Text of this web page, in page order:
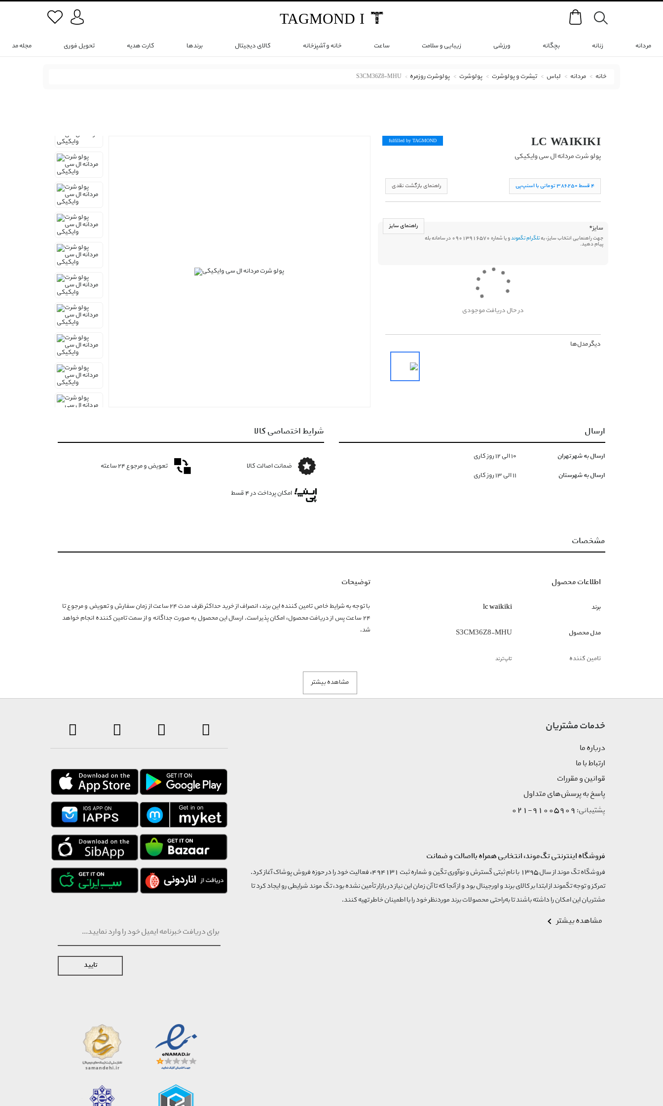
Search
TAGMOND I
مردانه زنانه بچگانه ورزشی زیبایی و سلامت ساعت خانه و آشپزخانه کالای دیجیتال برندها کارت هدیه تحویل فوری مجله مد
خانه مردانه لباس تیشرت و پولوشرت پولوشرت پولوشرت روزمره S3CM36Z8-MHU
LC WAIKIKI
پولو شرت مردانه ال سی وایکیکی
fulfilled by TAGMOND
راهنمای بازگشت نقدی ۴ قسط ۳۸۶,۲۵۰ تومانی با اسنپ‌پی
سایز* راهنمای سایز
جهت راهنمایی انتخاب سایز، بهتلگرام تگموند و یا شماره 09013916570 در سامانه بله
پیام دهید.
در حال دریافت موجودی
دیگر مدل‌ها
ارسال
ارسال به شهر تهران ١۰ الی ١۲ روز کاری
ارسال به شهرستان ١١ الی ١۳ روز کاری
شرایط اختصاصی کالا
ضمانت اصالت کالا تعویض و مرجوع ۲۴ ساعته
امکان پرداخت در 4 قسط
مشخصات
مشاهده بیشتر
اطلاعات محصول
برند lc waikiki
مدل محصول S3CM36Z8-MHU
تامین کننده تاپ‌ترند
زیر گروه محصول
نکته قابل توجه
توضیحات
با توجه به شرایط خاص تامین کننده این برند، انصراف از خرید حداکثر ظرف مدت ۲۴ ساعت از زمان سفارش و تعویض و مرجوع تا
۲۴ ساعت پس از دریافت محصول، امکان پذیر است. ارسال این محصول به صورت جداگانه و از سمت تامین کننده انجام خواهد
شد.
تایید
خدمات مشتریان
درباره ما
ارتباط با ما
قوانین و مقررات
پاسخ به پرسش‌های متداول
پشتیبانی: 91005909-021
فروشگاه اینترنتی تگ‌موند، انتخابی همراه بااصالت و ضمانت
فروشگاه تگ موند از سال 1395 با نام ثبتی گسترش و نوآوری تگین و شماره ثبت 494131، فعالیت خود را در حوزه فروش پوشاک آغاز کرد.
تمرکز و توجه تگموند از ابتدا بر کالای برند و اورجینال بود و از آنجا که تا آن زمان این نیاز در بازار تأمین نشده بود، تگ موند شرایطی رو ایجاد کرد تا
مشتریان این امکان را داشته باشند تا به‌راحتی محصولات برند مورد‌نظر خود را با اطمینان خاطر تهیه کنند.
مشاهده بیشتر